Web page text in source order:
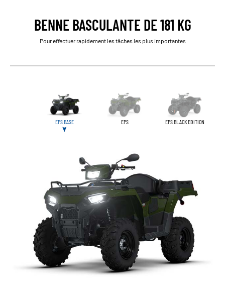
BENNE BASCULANTE DE 181 KG
Pour effectuer rapidement les tâches les plus importantes
EPS BASE EPS EPS BLACK EDITION